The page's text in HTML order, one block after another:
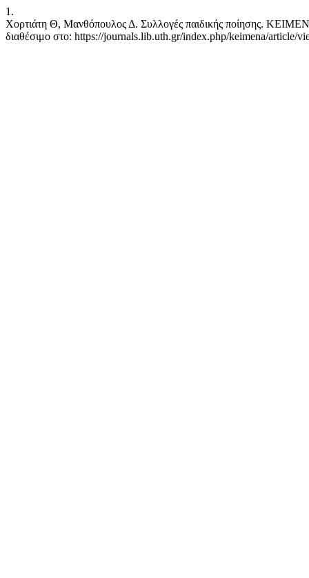
1.
Χορτιάτη Θ, Μανθόπουλος Δ. Συλλογές παιδικής ποίησης.
διαθέσιμο στο: https://journals.lib.uth.gr/index.php/keimena/article/